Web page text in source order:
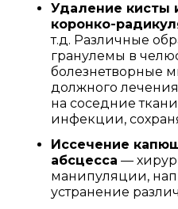
Удаление кисты
коронко-
т.д. Различные
гранулемы в
болезнетворные
должного
на соседние
инфекции,
Иссечение
абсцесса —
манипуляции,
устранение